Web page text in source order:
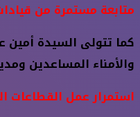
متابعة مستمرة من
كما تتولى السيدة أمين
والأمناء المساعدين
استمرار عمل القطاعات